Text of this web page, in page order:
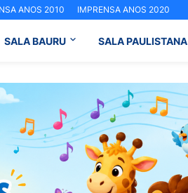
ANOS 2010 IMPRENSA ANOS 2020
SALA BAURU SALA PAULISTANA